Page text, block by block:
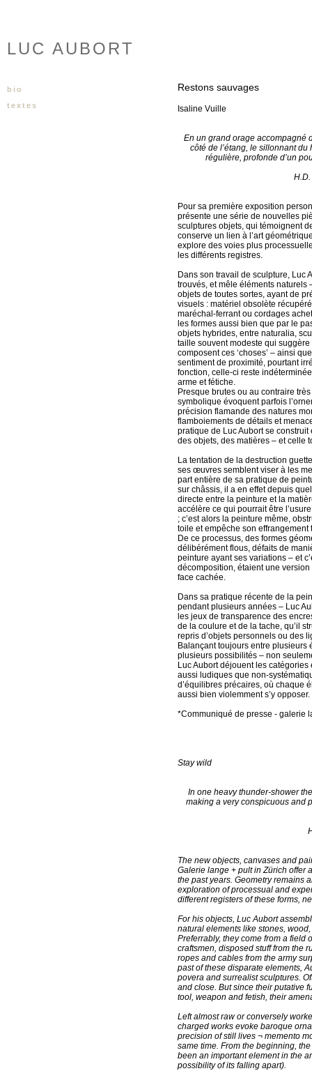
LUC AUBORT
bio
textes
Restons sauvages
Isaline Vuille
En un grand orage accompagné
côté de l’étang, le sillonnant
régulière, profonde d’un
Pour sa première exposition
présente une série de nouvelles
sculptures objets, qui témoignent
conserve un lien à l’art
explore des voies plus
les différents registres.
Dans son travail de sculpture, Luc
trouvés, et mêle éléments
objets de toutes sortes, ayant de
visuels : matériel obsolète
maréchal-ferrant ou cordages
les formes aussi bien que par le
objets hybrides, entre naturalia,
taille souvent modeste qui
composent ces ‘choses’ – ainsi
sentiment de proximité, pourtant
fonction, celle-ci reste
arme et fétiche.
Presque brutes ou au contraire
symbolique évoquent parfois
précision flamande des natures
flamboiements de détails et
pratique de Luc Aubort se
des objets, des matières – et celle
La tentation de la destruction
ses œuvres semblent viser à les
part entière de sa pratique de
sur châssis, il a en effet depuis
directe entre la peinture et la
accélère ce qui pourrait être
; c’est alors la peinture même,
toile et empêche son effrangement
De ce processus, des formes
délibérément flous, défaits de
peinture ayant ses variations – et
décomposition, étaient une
face cachée.
Dans sa pratique récente de la
pendant plusieurs années – Luc
les jeux de transparence des
de la coulure et de la tache, qu’il
repris d’objets personnels ou des
Balançant toujours entre
plusieurs possibilités – non
Luc Aubort déjouent les
aussi ludiques que non-
d’équilibres précaires, où chaque
aussi bien violemment s’y opposer.
*Communiqué de presse - galerie
Stay wild
In one heavy thunder-shower
making a very conspicuous and
The new objects, canvases and
Galerie lange + pult in Zürich offer
the past years. Geometry remains
exploration of processual and
different registers of these forms,
For his objects, Luc Aubort
natural elements like stones,
Preferrably, they come from a field
craftsmen, disposed stuff from the
ropes and cables from the army
past of these disparate elements,
povera and surrealist sculptures.
and close. But since their putative
tool, weapon and fetish, their
Left almost raw or conversely
charged works evoke baroque
precision of still lives ¬ memento
same time. From the beginning,
been an important element in the
possibility of its falling apart).